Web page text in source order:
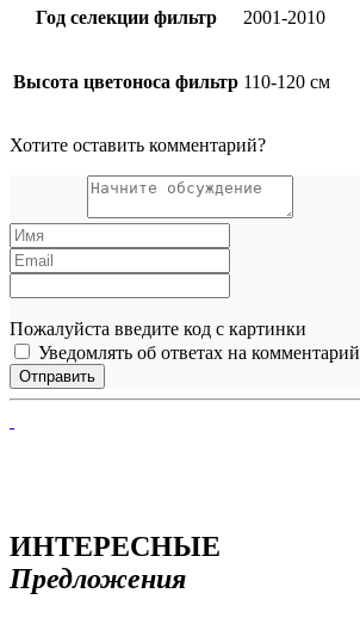
Год селекции фильтр 2001-2010
Высота цветоноса фильтр 110-120 см
Хотите оставить комментарий?
Пожалуйста введите код с картинки
Уведомлять об ответах на комментарий
ИНТЕРЕСНЫЕ
Предложения